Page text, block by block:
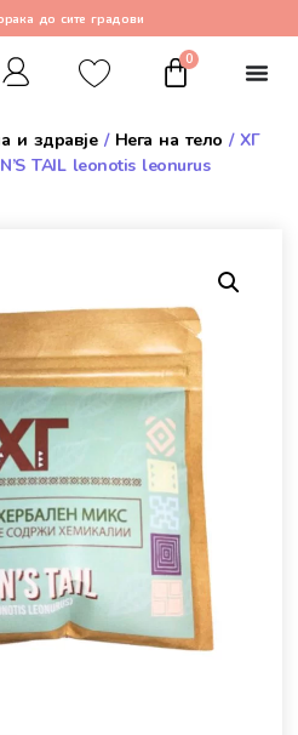
до сите градови
0
и здравје/ Нега на тело / ХГ
TAIL leonotis leonurus